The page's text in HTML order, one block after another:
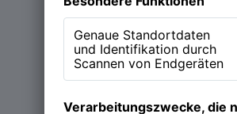
Magazin